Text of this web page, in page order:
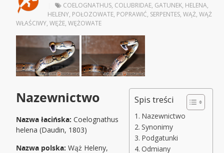
COELOGNATHUS, COLUBRIDAE, GATUNEK, HELENA,
HELENY, POŁOZOWATE, POPRAWIĆ, SERPENTES,WĄŻ,WĄŻ
WŁAŚCIWY,WĘŻE,WĘŻOWATE
Spis treści
Nazewnictwo
Synonimy
Podgatunki
Odmiany
Nazewnictwo
Nazwa łacińska: Coelognathus
helena (Daudin, 1803)
Nazwa polska:Wąż Heleny,